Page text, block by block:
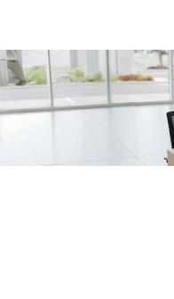
/fragments/plp-details